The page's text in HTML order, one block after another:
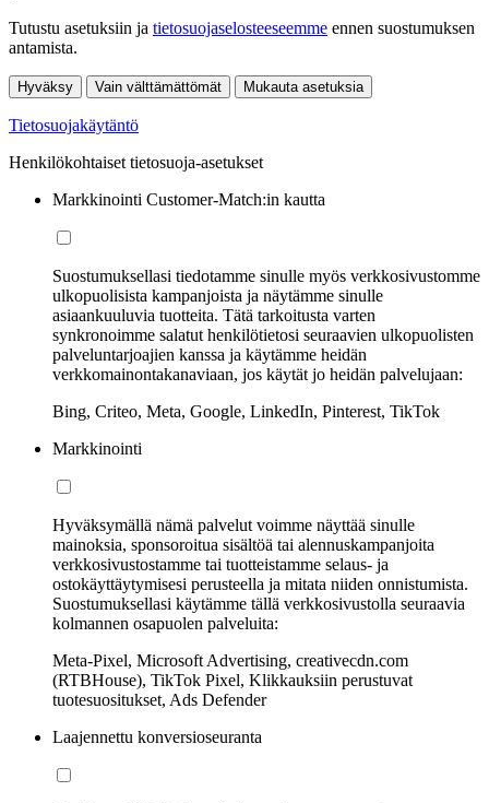
Tutustu asetuksiin ja tietosuojaselosteeseemme ennen suostumuksen
antamista.
Hyväksy Vain välttämättömät Mukauta asetuksia
Tietosuojakäytäntö
Henkilökohtaiset tietosuoja-asetukset
Markkinointi Customer-Match:in kautta
Suostumuksellasi tiedotamme sinulle myös verkkosivustomme
ulkopuolisista kampanjoista ja näytämme sinulle
asiaankuuluvia tuotteita. Tätä tarkoitusta varten
synkronoimme salatut henkilötietosi seuraavien ulkopuolisten
palveluntarjoajien kanssa ja käytämme heidän
verkkomainontakanaviaan, jos käytät jo heidän palvelujaan:
Bing, Criteo, Meta, Google, LinkedIn, Pinterest, TikTok
Markkinointi
Hyväksymällä nämä palvelut voimme näyttää sinulle
mainoksia, sponsoroitua sisältöä tai alennuskampanjoita
verkkosivustostamme tai tuotteistamme selaus- ja
ostokäyttäytymisesi perusteella ja mitata niiden onnistumista.
Suostumuksellasi käytämme tällä verkkosivustolla seuraavia
kolmannen osapuolen palveluita:
Meta-Pixel, Microsoft Advertising, creativecdn.com
(RTBHouse), TikTok Pixel, Klikkauksiin perustuvat
tuotesuositukset, Ads Defender
Laajennettu konversioseuranta